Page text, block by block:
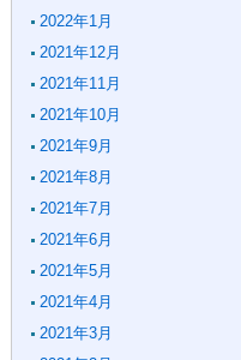
2022年1月
2021年12月
2021年11月
2021年10月
2021年9月
2021年8月
2021年7月
2021年6月
2021年5月
2021年4月
2021年3月